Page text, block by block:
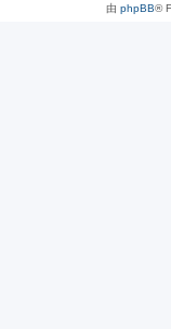
由 phpBB®